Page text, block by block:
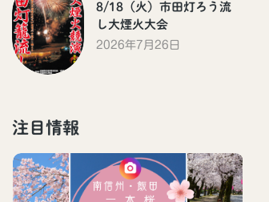
8/18（火）市田灯ろう流
し大煙火大会
2026年7月26日
注目情報